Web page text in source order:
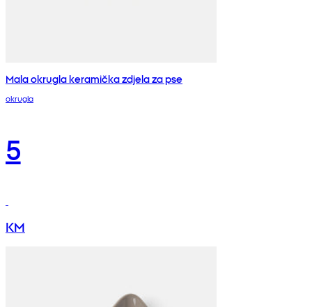
Mala okrugla keramička zdjela za pse
okrugla
5
KM